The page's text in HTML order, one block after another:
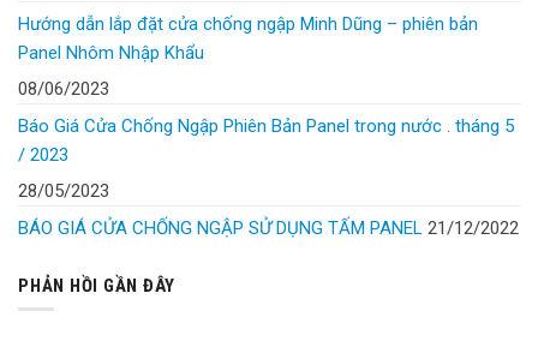
Hướng dẫn lắp đặt cửa chống ngập Minh Dũng – phiên bản
Panel Nhôm Nhập Khẩu
08/06/2023
Báo Giá Cửa Chống Ngập Phiên Bản Panel trong nước . tháng 5
/ 2023
28/05/2023
BÁO GIÁ CỬA CHỐNG NGẬP SỬ DỤNG TẤM PANEL 21/12/2022
PHẢN HỒI GẦN ĐÂY